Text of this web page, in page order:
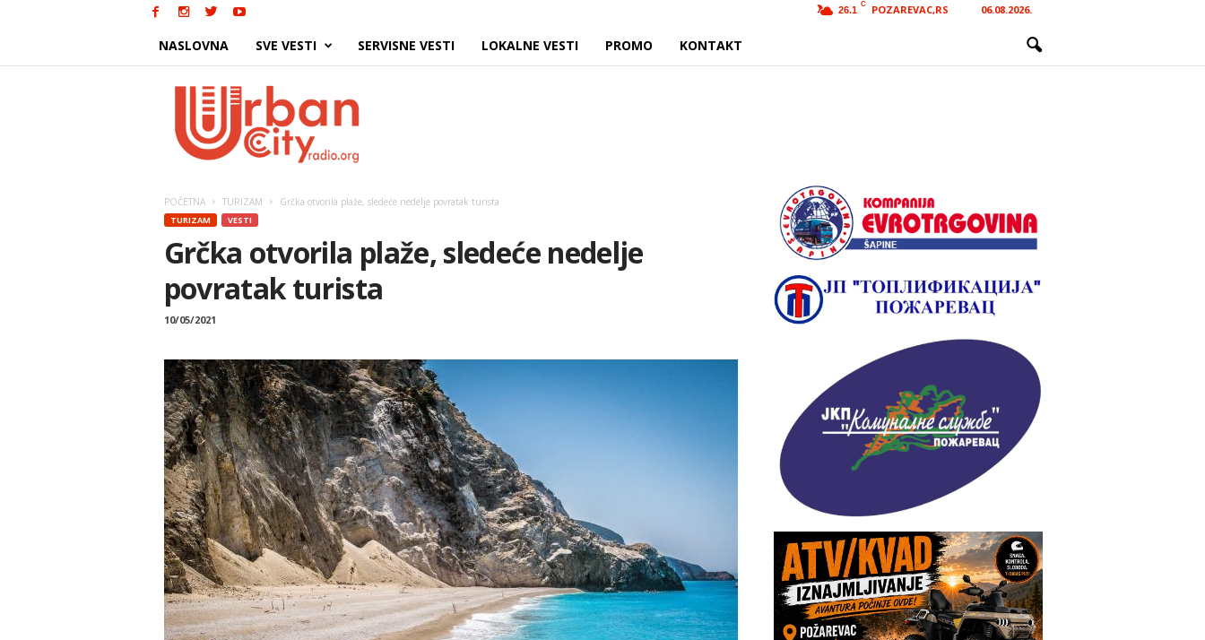
26.1
C POZAREVAC,RS 06.08.2026.
NASLOVNA SVE VESTI SERVISNE VESTI LOKALNE VESTI PROMO KONTAKT
POČETNA TURIZAM Grčka otvorila plaže, sledeće nedelje povratak turista
TURIZAM VESTI
Grčka otvorila plaže, sledeće nedelje
povratak turista
10/05/2021